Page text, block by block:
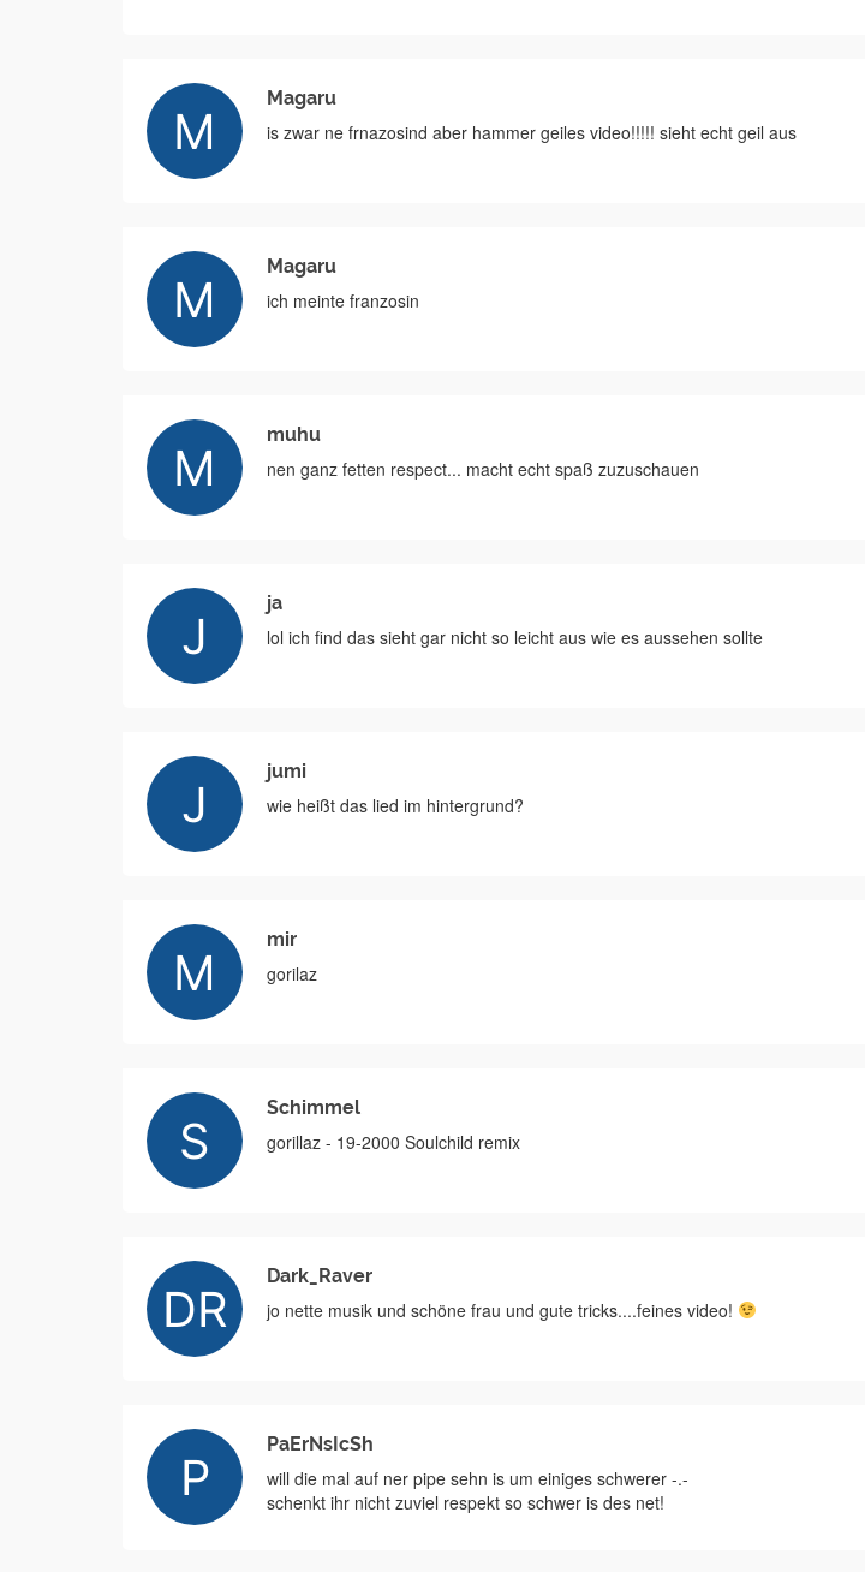
Magaru
is zwar ne frnazosind aber hammer geiles video!!!!! sieht echt geil aus
Magaru
ich meinte franzosin
muhu
nen ganz fetten respect... macht echt spaß zuzuschauen
ja
lol ich find das sieht gar nicht so leicht aus wie es aussehen sollte
jumi
wie heißt das lied im hintergrund?
mir
gorilaz
Schimmel
gorillaz - 19-2000 Soulchild remix
Dark_Raver
jo nette musik und schöne frau und gute tricks....feines video!
PaErNsIcSh
will die mal auf ner pipe sehn is um einiges schwerer -.-
schenkt ihr nicht zuviel respekt so schwer is des net!